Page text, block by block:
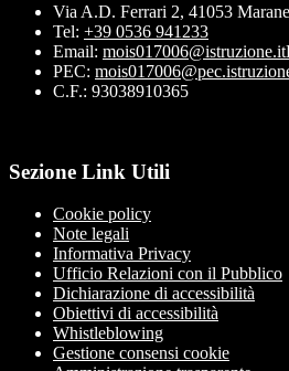
Via A.D. Ferrari 2, 41053
Tel: +39 0536 941233
Email: mois017006@istruzione.it
PEC:
C.F.: 93038910365
Sezione Link Utili
Cookie policy
Note legali
Informativa Privacy
Ufficio Relazioni con il Pubblico
Dichiarazione di accessibilità
Obiettivi di accessibilità
Whistleblowing
Gestione consensi cookie